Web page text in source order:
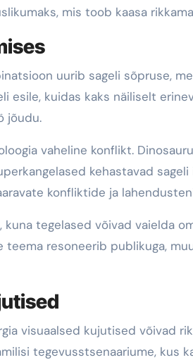
mis toob kaasa
uurib sageli sõpruse,
esile, kuidas kaks näiliselt
jõudu.
vaheline konflikt.
kehastavad
konfliktide ja
tegelased võivad vaielda
resoneerib publikuga,
visuaalsed kujutised võivad
tegevusstsenaariume, kus